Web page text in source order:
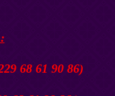
68 61 90 86)